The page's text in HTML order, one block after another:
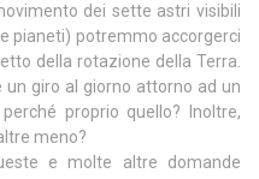
dei sette astri visibili
pianeti) potremmo accorgerci
della rotazione della Terra.
giro al giorno attorno ad un
proprio quello? Inoltre,
meno?
e molte altre domande